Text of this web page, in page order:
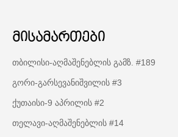
მისამართები
თბილისი-აღმაშენებლის გამზ. #189
გორი-გარსევანიშვილის #3
ქუთაისი-9 აპრილის #2
თელავი-აღმაშენებლის #14